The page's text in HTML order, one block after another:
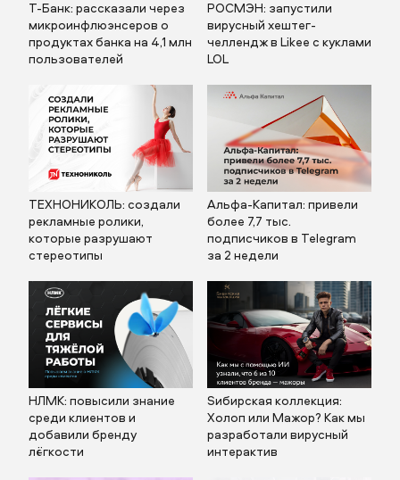
Т-Банк: рассказали через
микроинфлюэнсеров о
продуктах банка на 4,1 млн
пользователей
РОСМЭН: запустили
вирусный хештег-
челлендж в Likee с куклами
LOL
ТЕХНОНИКОЛЬ: создали
рекламные ролики,
которые разрушают
стереотипы
Альфа-Капитал: привели
более 7,7 тыс.
подписчиков в Telegram
за 2 недели
НЛМК: повысили знание
среди клиентов и
добавили бренду
лёгкости
Sибирская коллекция:
Холоп или Мажор? Как мы
разработали вирусный
интерактив